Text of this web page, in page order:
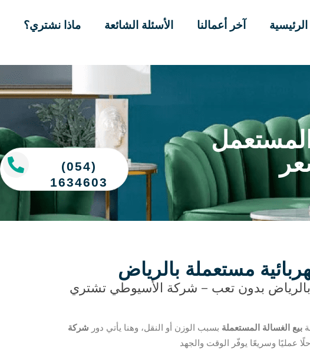
ماذا نشتري؟ الأسئلة الشائعة آخر أعمالنا الرئيسية
مستعملة بالرياض
بدون تعب – شركة الأسيوطي تشتري
بيع الغسالة المستعملة بسبب الوزن أو النقل، وهنا يأتي دور شركة
عمليًا وسريعًا يوفّر الوقت والجهد
(054)
1634603